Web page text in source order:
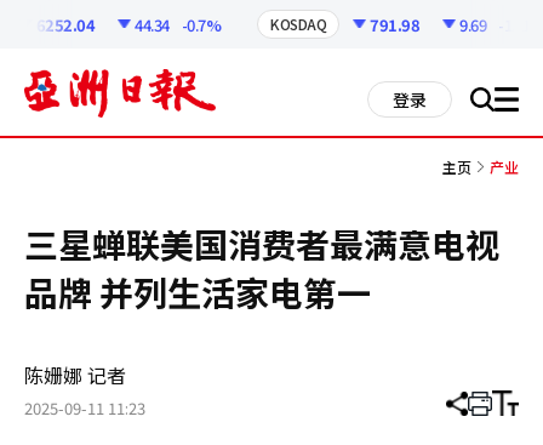
6252.04 44.34 -0.7% KOSDAQ 791.98 9.69 -1.21%
登录 搜 all
主页 产业
三星蝉联美国消费者最满意电视
品牌 并列生活家电第一
陈姗娜 记者
2025-09-11 11:23 分 打 调